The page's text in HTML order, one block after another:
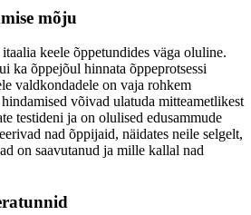
mõju
keele õppetundides väga oluline.
ka õppejõul hinnata õppeprotsessi
valdkondadele on vaja rohkem
võivad ulatuda mitteametlikest
testideni ja on olulised edusammude
nad õppijaid, näidates neile selgelt,
on saavutanud ja mille kallal nad